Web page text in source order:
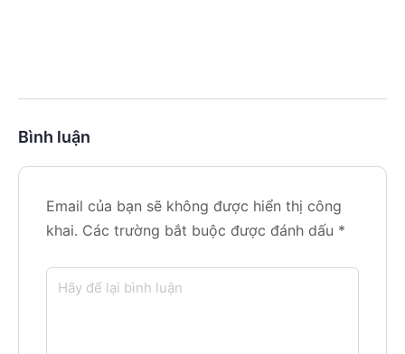
Bình luận
Email của bạn sẽ không được hiển thị công
khai. Các trường bắt buộc được đánh dấu *